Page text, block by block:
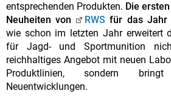
entsprechenden Produkten. Die ersten
Neuheiten von
RWS für das Jahr
wie schon im letzten Jahr erweitert
für Jagd- und Sportmunition
reichhaltiges Angebot mit neuen
Produktlinien, sondern
Neuentwicklungen.